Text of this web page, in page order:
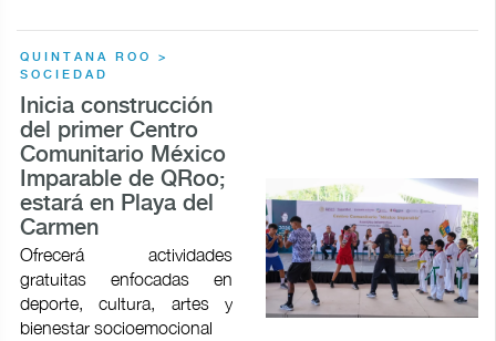
QUINTANA ROO >
SOCIEDAD
Inicia construcción
del primer Centro
Comunitario México
Imparable de QRoo;
estará en Playa del
Carmen
Ofrecerá actividades
gratuitas enfocadas en
deporte, cultura, artes y
bienestar socioemocional